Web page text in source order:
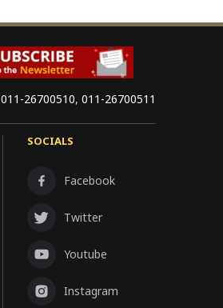
011-26700510, 011-26700511
SOCIALS
Facebook
Twitter
Youtube
Instagram